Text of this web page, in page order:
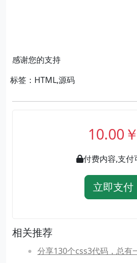
感谢您的支持
标签：HTML,源码
10.00￥
付费内容,支付
立即支付
相关推荐
分享130个css3代码，总有